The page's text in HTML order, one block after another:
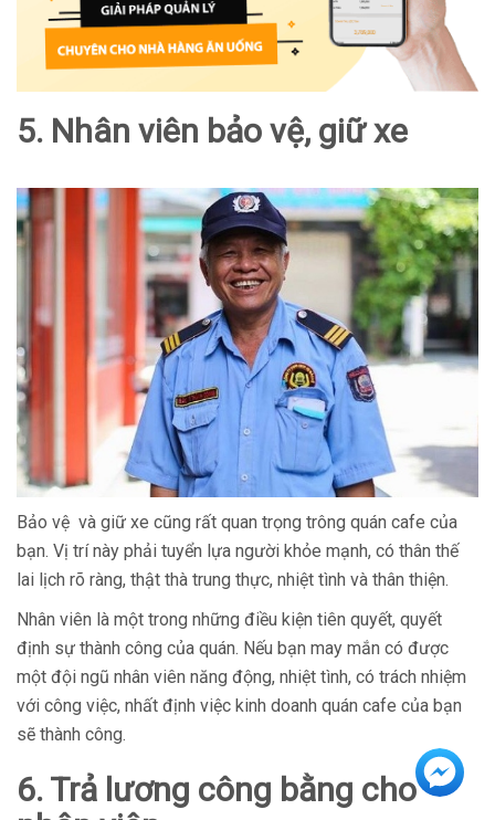
5. Nhân viên bảo vệ, giữ xe
Bảo vệ và giữ xe cũng rất quan trọng trông quán cafe của
bạn. Vị trí này phải tuyển lựa người khỏe mạnh, có thân thế
lai lịch rõ ràng, thật thà trung thực, nhiệt tình và thân thiện.
Nhân viên là một trong những điều kiện tiên quyết, quyết
định sự thành công của quán. Nếu bạn may mắn có được
một đội ngũ nhân viên năng động, nhiệt tình, có trách nhiệm
với công việc, nhất định việc kinh doanh quán cafe của bạn
sẽ thành công.
6. Trả lương công bằng cho